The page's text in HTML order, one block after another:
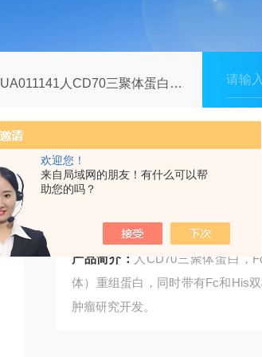
欢迎您！
来自局域网的朋友！有什么可以帮
助您的吗？
UA011141人CD70三聚体蛋白，Fc和His标签
人CD70三聚体蛋
产品简介： 人CD70三聚体蛋白，
体）重组蛋白，同时带有Fc和His
肿瘤研究开发。